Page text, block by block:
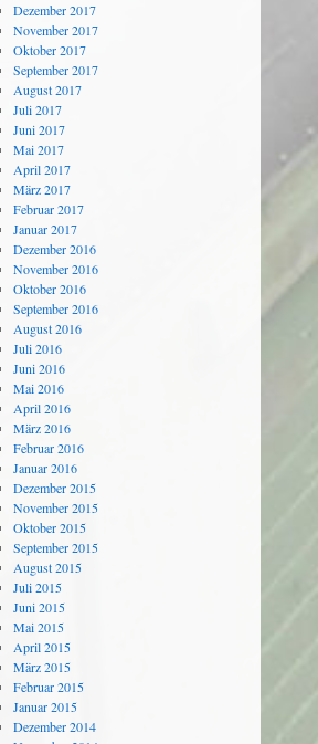
Dezember 2017
November 2017
Oktober 2017
September 2017
August 2017
Juli 2017
Juni 2017
Mai 2017
April 2017
März 2017
Februar 2017
Januar 2017
Dezember 2016
November 2016
Oktober 2016
September 2016
August 2016
Juli 2016
Juni 2016
Mai 2016
April 2016
März 2016
Februar 2016
Januar 2016
Dezember 2015
November 2015
Oktober 2015
September 2015
August 2015
Juli 2015
Juni 2015
Mai 2015
April 2015
März 2015
Februar 2015
Januar 2015
Dezember 2014